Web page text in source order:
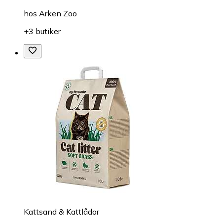
hos Arken Zoo
+3 butiker
Kattsand & Kattlådor